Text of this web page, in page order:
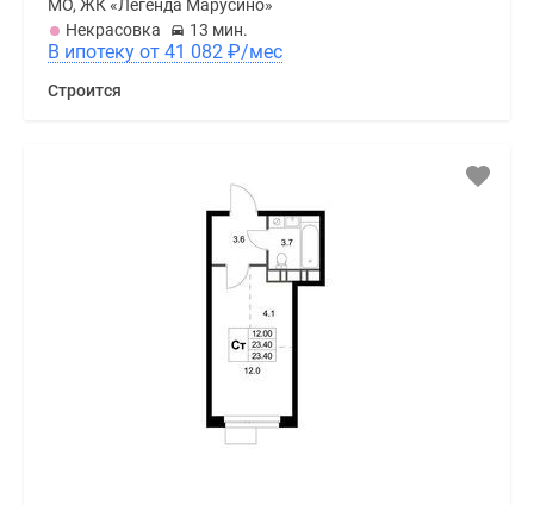
МО, ЖК «Легенда Марусино»
Некрасовка
13 мин.
В ипотеку от 41 082 ₽/мес
Строится